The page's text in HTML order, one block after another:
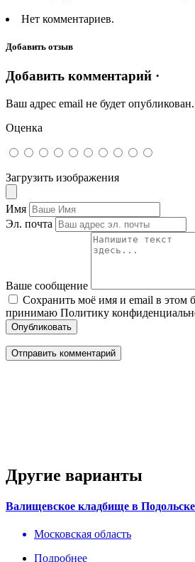
Нет комментариев.
Добавить отзыв
Добавить комментарий ·
Ваш адрес email не будет опубликован.
Оценка
Загрузить изображения
Имя
Эл. почта
Ваше сообщение
Сохранить моё имя и email в этом
принимаю Политику
Опубликовать
Другие варианты
Валищевское кладбище в Подольске
Московская область
Подробнее